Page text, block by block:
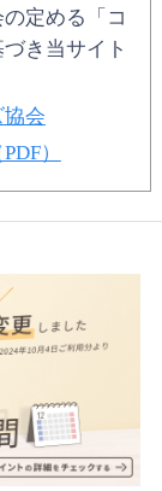
定める「コ
き当サイト
会
）